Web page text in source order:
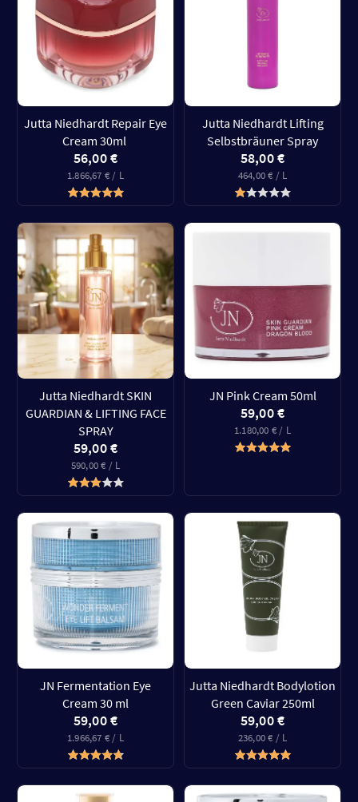
Jutta Niedhardt Repair Eye
Cream 30ml
56,00 €
1.866,67 € / L
Jutta Niedhardt Lifting
Selbstbräuner Spray
58,00 €
464,00 € / L
Jutta Niedhardt SKIN
GUARDIAN & LIFTING FACE
SPRAY
59,00 €
590,00 € / L
JN Pink Cream 50ml
59,00 €
1.180,00 € / L
JN Fermentation Eye
Cream 30 ml
59,00 €
1.966,67 € / L
Jutta Niedhardt Bodylotion
Green Caviar 250ml
59,00 €
236,00 € / L